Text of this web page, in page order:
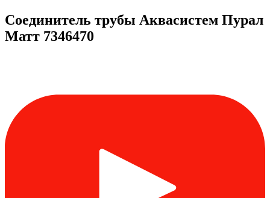
Соединитель трубы Аквасистем Пурал
Матт 7346470